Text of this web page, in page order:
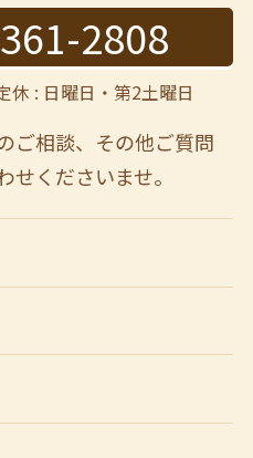
2808
休 : 日曜日・第2土曜日
ご相談、その他ご質問
せくださいませ。